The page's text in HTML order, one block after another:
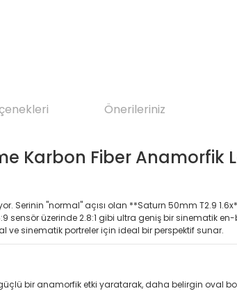
Önerileriniz
Karbon Fiber Anamorfik
Serinin "normal" açısı olan **Saturn 50mm T2.9
sensör üzerinde 2.8:1 gibi ultra geniş bir sinematik
ve sinematik portreler için ideal bir perspektif sunar.
bir anamorfik etki yaratarak, daha belirgin oval